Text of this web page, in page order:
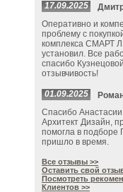
17.09.2025
Оперативно и
проблему с
комплекса СМАРТ
установил. Все
спасибо
отзывчивость!
01.09.2025
Спасибо
Архитект Дизайн,
помогла в подборе
пришло в время.
Все отзывы >>
Оставить свой
Посмотреть
Клиентов >>